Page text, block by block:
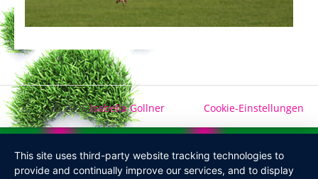
© 2026Isabella Gollner Cookie-Einstellungen
This site uses third-party website tracking technologies to
provide and continually improve our services, and to display